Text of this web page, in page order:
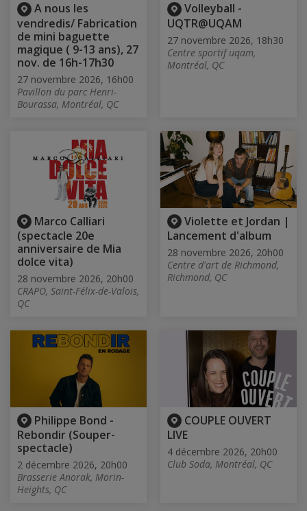
A nous les
vendredis/ Fabrication
de mini baguette
magique ( 9-13 ans), 27
nov. de 16h-17h30
27 novembre 2026, 16h00
Pavillon du parc Henri-
Bourassa, Montréal, QC
Volleyball -
UQTR@UQAM
27 novembre 2026, 18h30
Centre sportif uqam,
Montréal, QC
Marco Calliari
(spectacle 20e
anniversaire de Mia
dolce vita)
28 novembre 2026, 20h00
CRAPO, Saint-Félix-de-Valois,
QC
Violette et Jordan |
Lancement d'album
28 novembre 2026, 20h00
Centre d'art de Richmond,
Richmond, QC
Philippe Bond -
Rebondir (Souper-
spectacle)
2 décembre 2026, 20h00
Brasserie Anorak, Morin-
Heights, QC
COUPLE OUVERT
LIVE
4 décembre 2026, 20h00
Club Soda, Montréal, QC